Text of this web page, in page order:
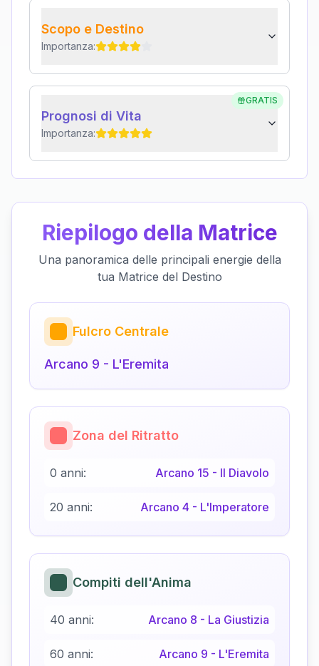
Scopo e Destino
Importanza:
GRATIS
Prognosi di Vita
Importanza:
Riepilogo della Matrice
Una panoramica delle principali energie della
tua Matrice del Destino
Fulcro Centrale
Arcano 9 - L'Eremita
Zona del Ritratto
0 anni: Arcano 15 - Il Diavolo
20 anni: Arcano 4 - L'Imperatore
Compiti dell'Anima
40 anni: Arcano 8 - La Giustizia
60 anni: Arcano 9 - L'Eremita